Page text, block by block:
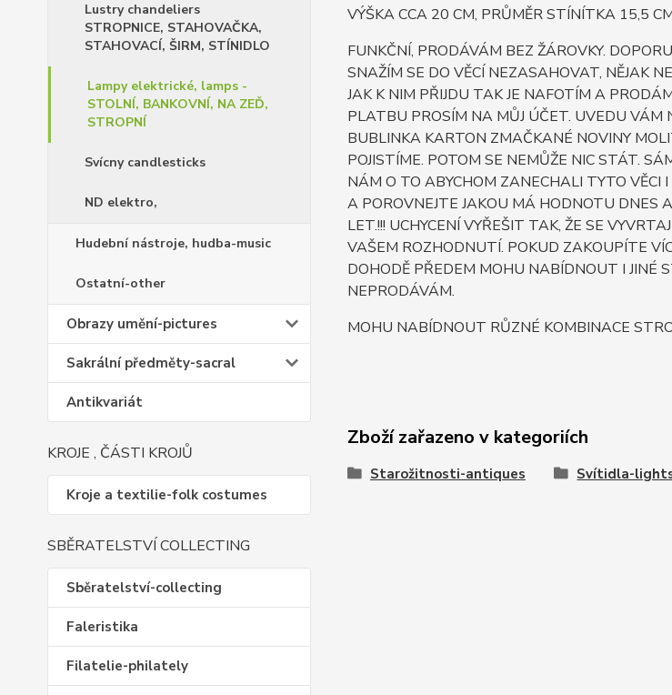
Lustry chandeliers
STROPNICE, STAHOVAČKA,
STAHOVACÍ, ŠIRM, STÍNIDLO
Lampy elektrické, lamps -
STOLNÍ, BANKOVNÍ, NA ZEĎ,
STROPNÍ
Svícny candlesticks
ND elektro,
Hudební nástroje, hudba-music
Ostatní-other
Obrazy umění-pictures
Sakrální předměty-sacral
Antikvariát
KROJE , ČÁSTI KROJŮ
Kroje a textilie-folk costumes
SBĚRATELSTVÍ COLLECTING
Sběratelství-collecting
Faleristika
Filatelie-philately
VÝŠKA CCA 20 CM, PRŮMĚR STÍNÍTKA 15,5
FUNKČNÍ, PRODÁVÁM BEZ ŽÁROVKY.
SNAŽÍM SE DO VĚCÍ NEZASAHOVAT, NĚJAK
JAK K NIM PŘIJDU TAK JE NAFOTÍM A
PLATBU PROSÍM NA MŮJ ÚČET. UVEDU
BUBLINKA KARTON ZMAČKANÉ NOVINY
POJISTÍME. POTOM SE NEMŮŽE NIC STÁT.
NÁM O TO ABYCHOM ZANECHALI TYTO VĚCI
A POROVNEJTE JAKOU MÁ HODNOTU DNES
LET.!!! UCHYCENÍ VYŘEŠIT TAK, ŽE SE
VAŠEM ROZHODNUTÍ. POKUD ZAKOUPÍTE
DOHODĚ PŘEDEM MOHU NABÍDNOUT I
NEPRODÁVÁM.
MOHU NABÍDNOUT RŮZNÉ KOMBINACE
Zboží zařazeno v kategoriích
Starožitnosti-antiques Svítidla-